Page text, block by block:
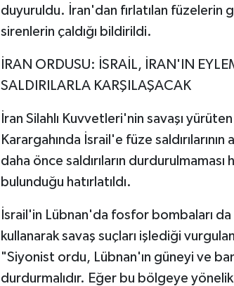
duyuruldu. İran'dan fırlatılan füzelerin
sirenlerin çaldığı bildirildi.
İRAN ORDUSU: İSRAİL, İRAN'IN
SALDIRILARLA KARŞILAŞACAK
İran Silahlı Kuvvetleri'nin savaşı
Karargahında İsrail'e füze
daha önce saldırıların
bulunduğu hatırlatıldı.
İsrail'in Lübnan'da fosfor bombaları
kullanarak savaş suçları işlediği
"Siyonist ordu, Lübnan'ın güneyi ve
durdurmalıdır. Eğer bu bölgeye yönelik